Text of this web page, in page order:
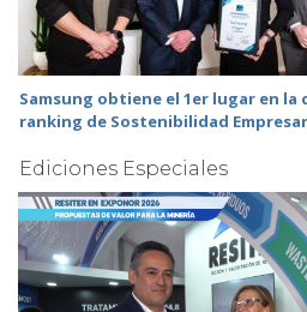
Samsung obtiene el 1er lugar en
ranking de Sostenibilidad
Ediciones Especiales